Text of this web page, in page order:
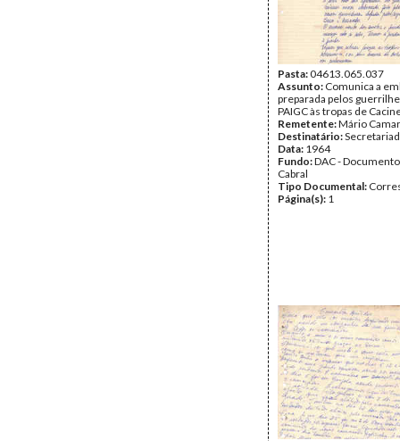
Pasta:04613.065.037
Assunto: Comunica a
preparada pelos
PAIGC às tropas de
Remetente:Mário
Destinatário:
Data: 1964
Fundo:DAC -
Cabral
Tipo Documental:
Página(s): 1